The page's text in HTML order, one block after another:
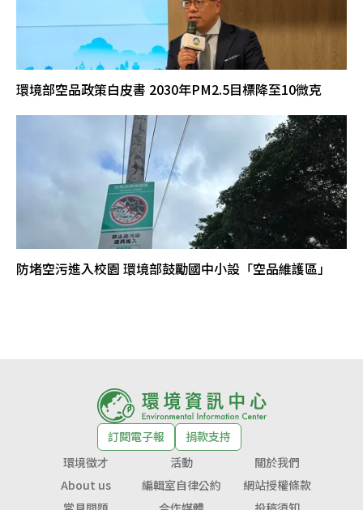
環境部空品政策白皮書 2030年PM2.5目標降至10微克
防堵空污進入校園 環境部鼓勵國中小設「空品維護區」
訂閱電子報
捐款支持
環境徵才
活動
關於我們
About us
編輯室自律公約
網站授權條款